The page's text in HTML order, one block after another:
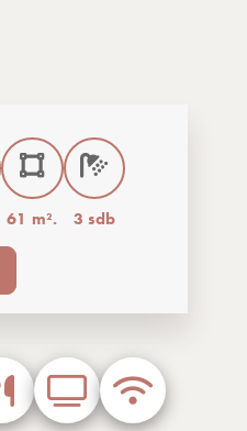
61 m². 3 sdb